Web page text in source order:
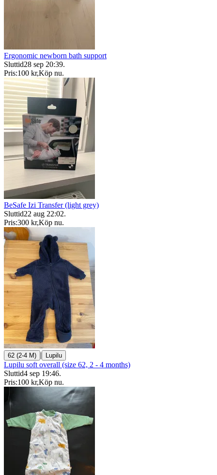
Ergonomic newborn bath support
Sluttid28 sep 20:39.
Pris:100 kr,Köp nu.
BeSafe Izi Transfer (light grey)
Sluttid22 aug 22:02.
Pris:300 kr,Köp nu.
62 (2-4 M) | Lupilu
Lupilu soft overall (size 62, 2 - 4 months)
Sluttid4 sep 19:46.
Pris:100 kr,Köp nu.